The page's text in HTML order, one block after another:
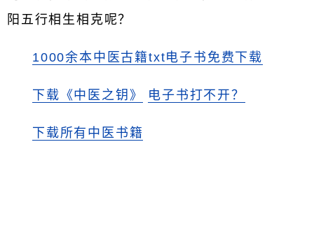
阳五行相生相克呢？
1000余本中医古籍txt电子书免费下载
下载《中医之钥》 电子书打不开？
下载所有中医书籍